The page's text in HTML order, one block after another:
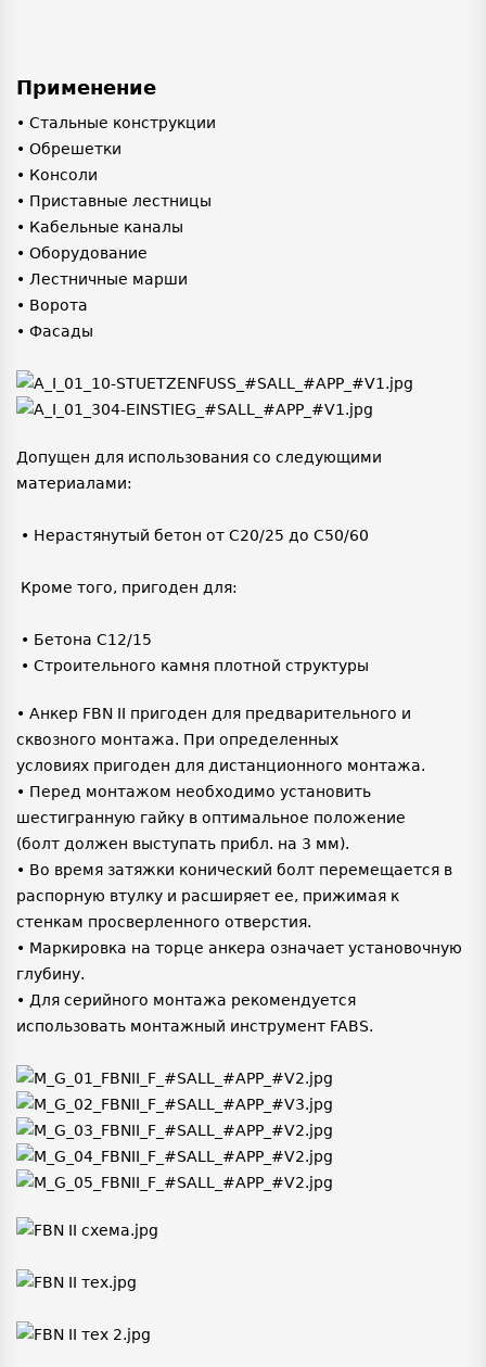
Применение
• Стальные конструкции
• Обрешетки
• Консоли
• Приставные лестницы
• Кабельные каналы
• Оборудование
• Лестничные марши
• Ворота
• Фасады
Допущен для использования со следующими
материалами:
• Нерастянутый бетон от C20/25 до C50/60
Кроме того, пригоден для:
• Бетона C12/15
• Строительного камня плотной структуры
• Анкер FBN II пригоден для предварительного и
сквозного монтажа. При определенных
условиях пригоден для дистанционного монтажа.
• Перед монтажом необходимо установить
шестигранную гайку в оптимальное положение
(болт должен выступать прибл. на 3 мм).
• Во время затяжки конический болт перемещается в
распорную втулку и расширяет ее, прижимая к
стенкам просверленного отверстия.
• Маркировка на торце анкера означает установочную
глубину.
• Для серийного монтажа рекомендуется
использовать монтажный инструмент FABS.